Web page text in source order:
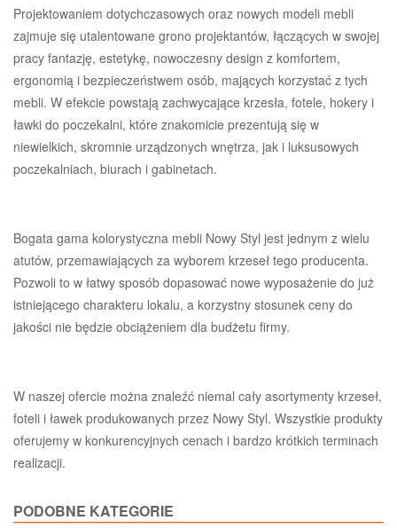
Projektowaniem dotychczasowych oraz nowych modeli mebli
zajmuje się utalentowane grono projektantów, łączących w swojej
pracy fantazję, estetykę, nowoczesny design z komfortem,
ergonomią i bezpieczeństwem osób, mających korzystać z tych
mebli. W efekcie powstają zachwycające krzesła, fotele, hokery i
ławki do poczekalni, które znakomicie prezentują się w
niewielkich, skromnie urządzonych wnętrza, jak i luksusowych
poczekalniach, biurach i gabinetach.
Bogata gama kolorystyczna mebli Nowy Styl jest jednym z wielu
atutów, przemawiających za wyborem krzeseł tego producenta.
Pozwoli to w łatwy sposób dopasować nowe wyposażenie do już
istniejącego charakteru lokalu, a korzystny stosunek ceny do
jakości nie będzie obciążeniem dla budżetu firmy.
W naszej ofercie można znaleźć niemal cały asortymenty krzeseł,
foteli i ławek produkowanych przez Nowy Styl. Wszystkie produkty
oferujemy w konkurencyjnych cenach i bardzo krótkich terminach
realizacji.
PODOBNE KATEGORIE